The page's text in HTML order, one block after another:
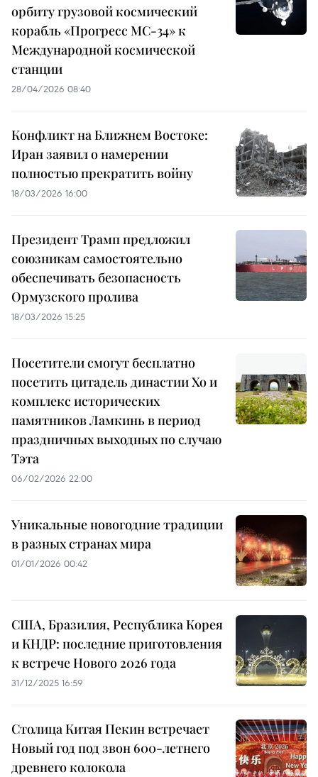
орбиту грузовой космический
корабль «Прогресс МС-34» к
Международной космической
станции
28/04/2026 08:40
Конфликт на Ближнем Востоке:
Иран заявил о намерении
полностью прекратить войну
18/03/2026 16:00
Президент Трамп предложил
союзникам самостоятельно
обеспечивать безопасность
Ормузского пролива
18/03/2026 15:25
Посетители смогут бесплатно
посетить цитадель династии Хо и
комплекс исторических
памятников Ламкинь в период
праздничных выходных по случаю
Тэта
06/02/2026 22:00
Уникальные новогодние традиции
в разных странах мира
01/01/2026 00:42
США, Бразилия, Республика Корея
и КНДР: последние приготовления
к встрече Нового 2026 года
31/12/2025 16:59
Столица Китая Пекин встречает
Новый год под звон 600-летнего
древнего колокола